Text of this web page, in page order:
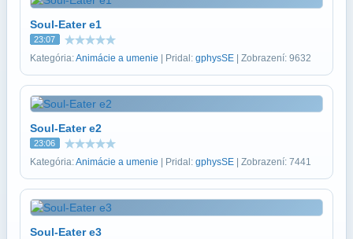
Soul-Eater e1
23:07
Kategória:Animácie a umenie | Pridal: gphysSE | Zobrazení: 9632
Soul-Eater e2
23:06
Kategória:Animácie a umenie | Pridal: gphysSE | Zobrazení: 7441
Soul-Eater e3